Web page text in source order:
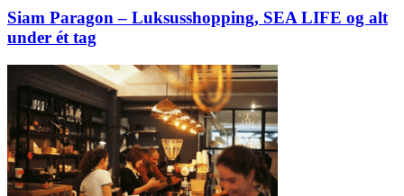
Siam Paragon – Luksusshopping, SEA LIFE og alt
under ét tag